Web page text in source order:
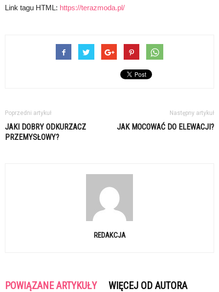
Link tagu HTML: https://terazmoda.pl/
Poprzedni artykuł
JAKI DOBRY ODKURZACZ
PRZEMYSŁOWY?
Następny artykuł
JAK MOCOWAĆ DO ELEWACJI?
REDAKCJA
POWIĄZANE ARTYKUŁY WIĘCEJ OD AUTORA